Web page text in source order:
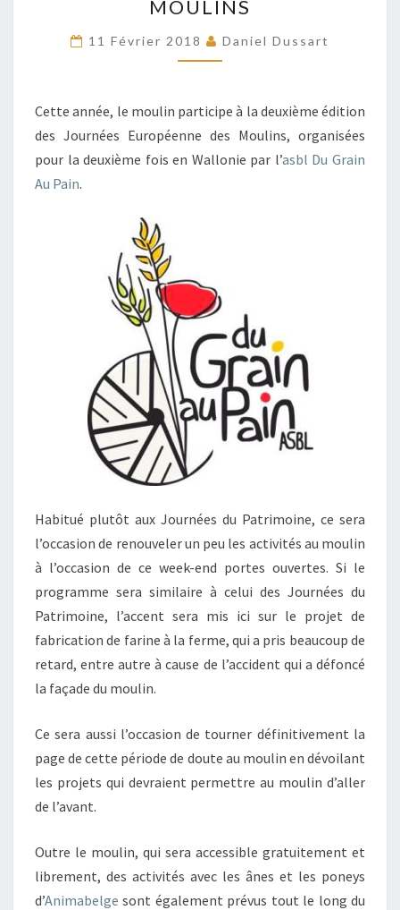
DES
MOULINS
11 Février 2018 Daniel Dussart
Cette année, le moulin participe à la deuxième édition
des Journées Européenne des Moulins, organisées
pour la deuxième fois en Wallonie par l’asbl Du Grain
Au Pain.
Habitué plutôt aux Journées du Patrimoine, ce sera
l’occasion de renouveler un peu les activités au moulin
à l’occasion de ce week-end portes ouvertes. Si le
programme sera similaire à celui des Journées du
Patrimoine, l’accent sera mis ici sur le projet de
fabrication de farine à la ferme, qui a pris beaucoup de
retard, entre autre à cause de l’accident qui a défoncé
la façade du moulin.
Ce sera aussi l’occasion de tourner définitivement la
page de cette période de doute au moulin en dévoilant
les projets qui devraient permettre au moulin d’aller
de l’avant.
Outre le moulin, qui sera accessible gratuitement et
librement, des activités avec les ânes et les poneys
d’Animabelge sont également prévus tout le long du